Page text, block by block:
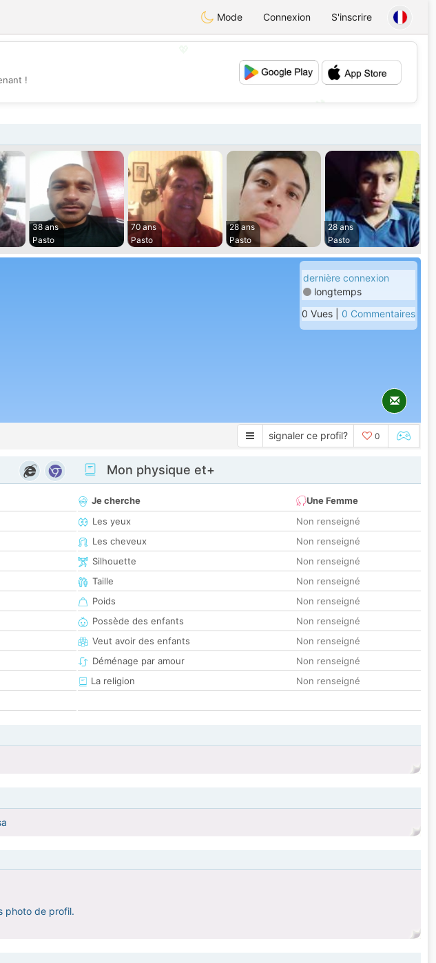
Mode Connexion S'inscrire
💕
!
38 ans
Pasto
70 ans
Pasto
28 ans
Pasto
28 ans
Pasto
dernière connexion
longtemps
0 Vues | 0 Commentaires
signaler ce profil? 0
Mon physique et+
Je cherche
Une Femme
Les yeux
Non renseigné
Les cheveux
Non renseigné
Silhouette
Non renseigné
Taille
Non renseigné
Poids
Non renseigné
Possède des enfants
Non renseigné
Veut avoir des enfants
Non renseigné
Déménage par amour
Non renseigné
La religion
Non renseigné
photo de profil.